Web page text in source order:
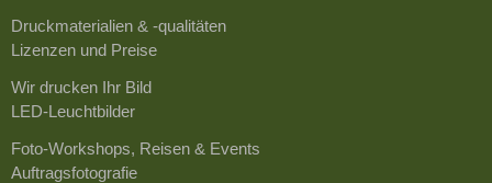
Druckmaterialien & -qualitäten
Lizenzen und Preise
Wir drucken Ihr Bild
LED-Leuchtbilder
Foto-Workshops, Reisen & Events
Auftragsfotografie